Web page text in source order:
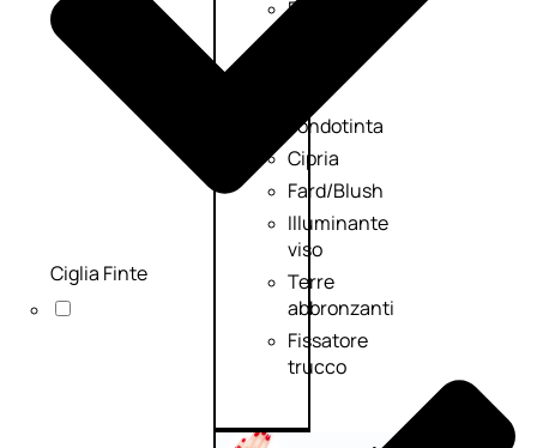
Palette
Fondotinta
Cipria
Fard/Blush
Illuminante
viso
Terre
abbronzanti
Fissatore
trucco
Ciglia Finte